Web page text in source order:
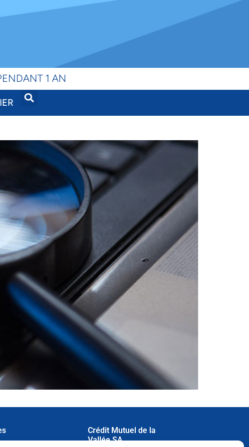
1 AN
Crédit Mutuel de la
Vallée SA